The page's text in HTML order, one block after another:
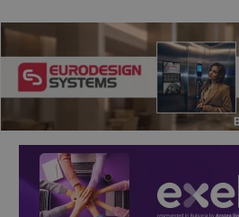
_ga_WXPDN4HSCV
_ga_FK650GXHRZ